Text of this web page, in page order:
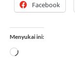
Facebook
Menyukai ini:
Memuat...